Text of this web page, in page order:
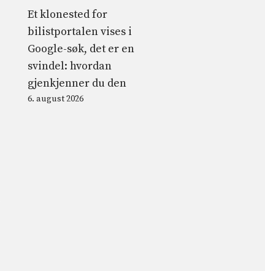
Et klonested for
bilistportalen vises i
Google-søk, det er en
svindel: hvordan
gjenkjenner du den
6. august 2026